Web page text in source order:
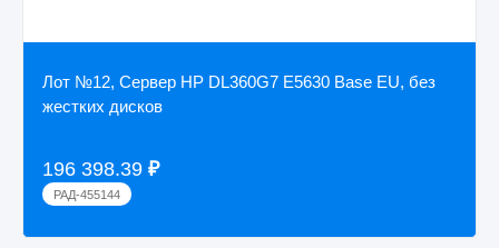
Лот №12, Cервер HP DL360G7 E5630 Base EU, без
жестких дисков
196 398.39 ₽
РАД-455144